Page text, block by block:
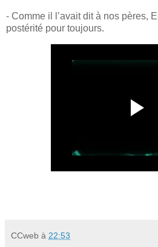
- Comme il l’avait dit à nos pères,
postérité pour toujours.
CCweb à 22:53